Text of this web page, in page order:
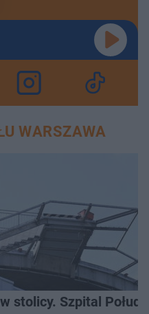
WARSZAWA
stolicy. Szpital